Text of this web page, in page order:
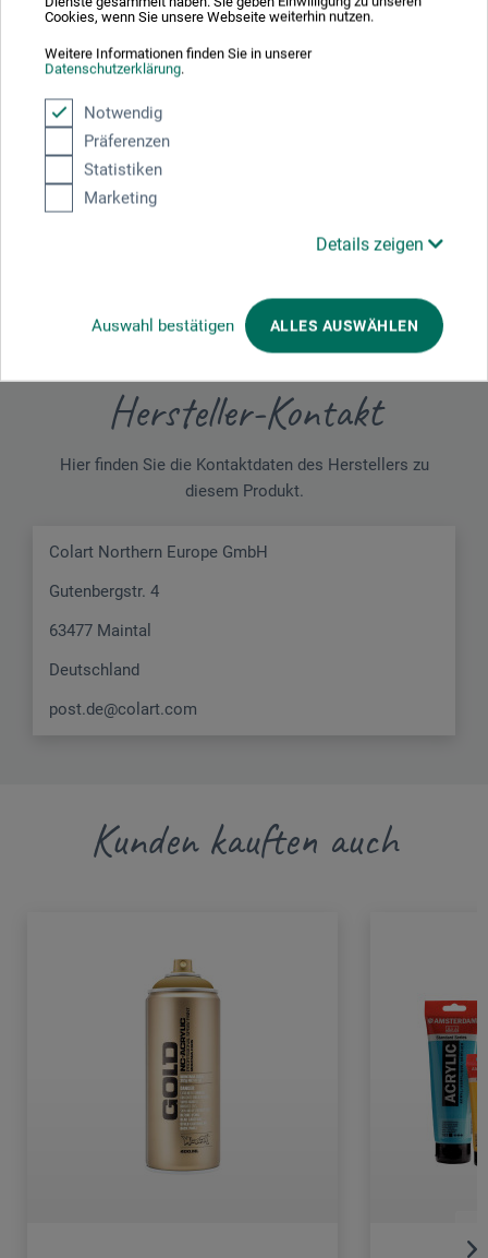
Cookies, wenn Sie unsere Webseite weiterhin nutzen.
Weitere Informationen finden Sie in unserer
Datenschutzerklärung.
Notwendig
Präferenzen
Statistiken
Marketing
Details zeigen
Auswahl bestätigen ALLES AUSWÄHLEN
Produktbewertungen (0)
Schreiben Sie die erste Bewertung zu diesem Produkt
JETZT PRODUKT BEWERTEN
Hersteller-Kontakt
Hier finden Sie die Kontaktdaten des Herstellers zu
diesem Produkt.
Colart Northern Europe GmbH
Gutenbergstr. 4
63477 Maintal
Deutschland
post.de@colart.com
Kunden kauften auch